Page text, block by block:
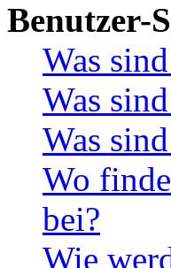
Benutzer-
Was
Was
Was
Wo
bei?
Wie